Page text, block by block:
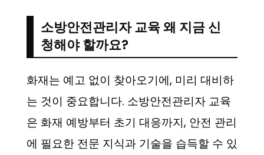
소방안전관리자 교육 왜 지금 신
청해야 할까요?
화재는 예고 없이 찾아오기에, 미리 대비하
는 것이 중요합니다. 소방안전관리자 교육
은 화재 예방부터 초기 대응까지, 안전 관리
에 필요한 전문 지식과 기술을 습득할 수 있